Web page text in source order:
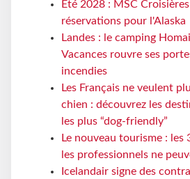
Eté 2028 : MSC
réservations pour l'Alaska
Landes : le camping
Vacances rouvre ses
incendies
Les Français ne veulent
chien : découvrez les
les plus “dog-friendly”
Le nouveau tourisme : les
les professionnels ne
Icelandair signe des